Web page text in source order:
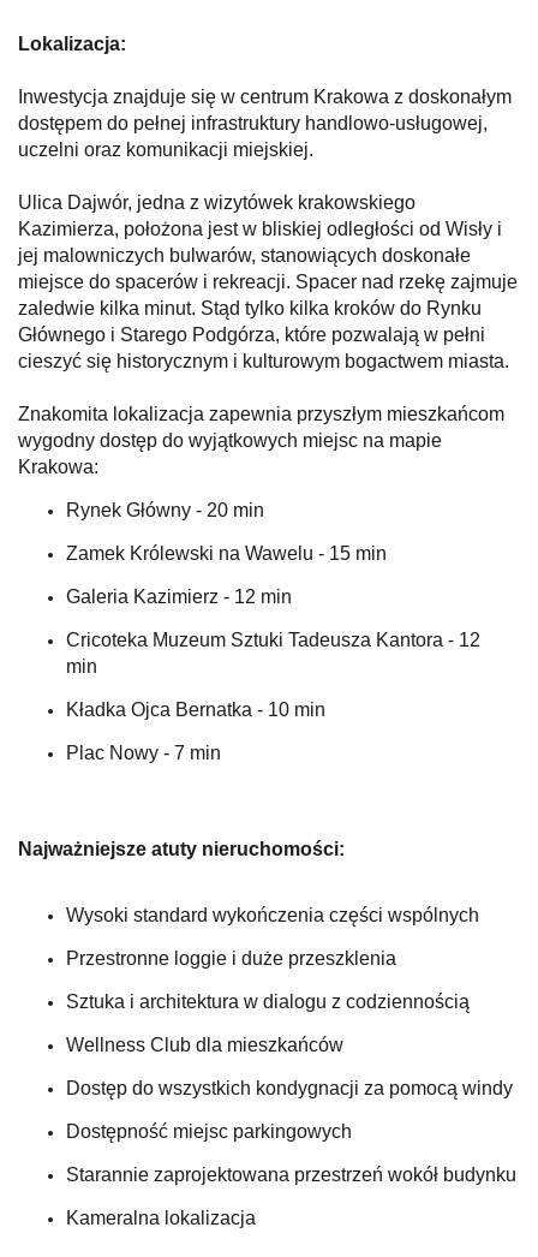
Lokalizacja:
Inwestycja znajduje się w centrum Krakowa z doskonałym
dostępem do pełnej infrastruktury handlowo-usługowej,
uczelni oraz komunikacji miejskiej.
Ulica Dajwór, jedna z wizytówek krakowskiego
Kazimierza, położona jest w bliskiej odległości od Wisły i
jej malowniczych bulwarów, stanowiących doskonałe
miejsce do spacerów i rekreacji. Spacer nad rzekę zajmuje
zaledwie kilka minut. Stąd tylko kilka kroków do Rynku
Głównego i Starego Podgórza, które pozwalają w pełni
cieszyć się historycznym i kulturowym bogactwem miasta.
Znakomita lokalizacja zapewnia przyszłym mieszkańcom
wygodny dostęp do wyjątkowych miejsc na mapie
Krakowa:
Rynek Główny - 20 min
Zamek Królewski na Wawelu - 15 min
Galeria Kazimierz - 12 min
Cricoteka Muzeum Sztuki Tadeusza Kantora - 12
min
Kładka Ojca Bernatka - 10 min
Plac Nowy - 7 min
Najważniejsze atuty nieruchomości:
Wysoki standard wykończenia części wspólnych
Przestronne loggie i duże przeszklenia
Sztuka i architektura w dialogu z codziennością
Wellness Club dla mieszkańców
Dostęp do wszystkich kondygnacji za pomocą windy
Dostępność miejsc parkingowych
Starannie zaprojektowana przestrzeń wokół budynku
Kameralna lokalizacja